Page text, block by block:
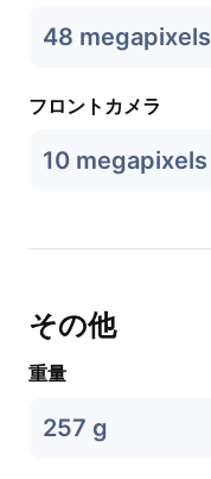
48 megapixels
フロントカメラ
10 megapixels
その他
重量
257 g